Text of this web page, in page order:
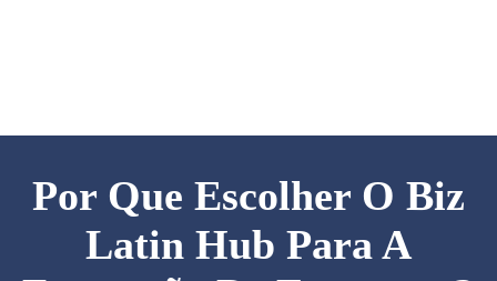
Por Que Escolher O Biz
Latin Hub Para A